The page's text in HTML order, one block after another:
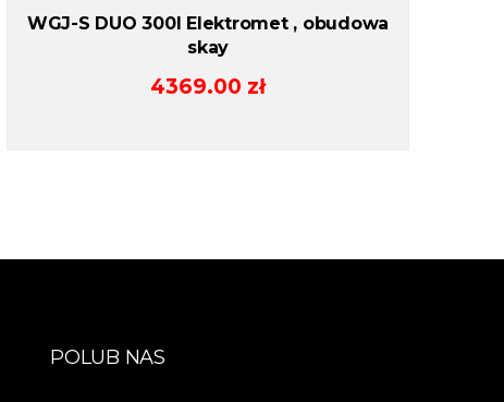
WGJ-S DUO 300l Elektromet , obudowa
skay
4369.00 zł
POLUB NAS